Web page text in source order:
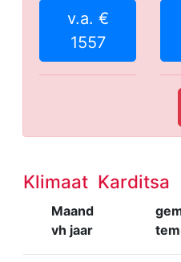
v.a. €
1557
Klimaat Karditsa
Maand
vh jaar